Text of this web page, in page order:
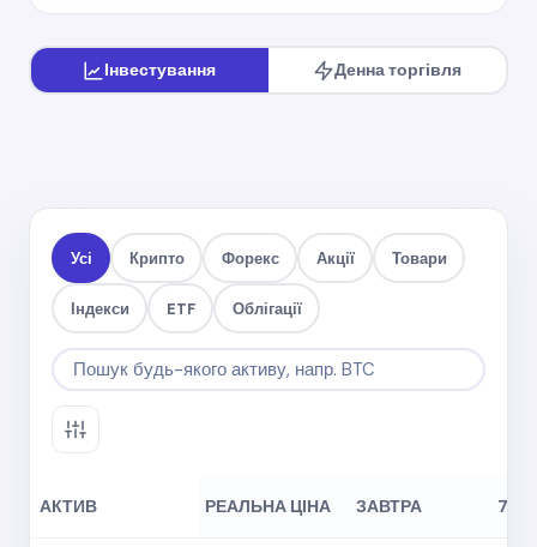
Інвестування Денна торгівля
Усі Крипто Форекс Акції Товари
Індекси ETF Облігації
АКТИВ РЕАЛЬНА ЦІНА ЗАВТРА 7